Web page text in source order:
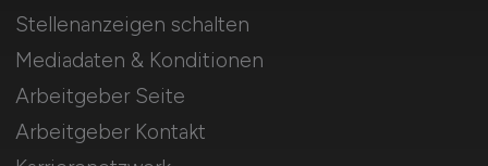
Stellenanzeigen schalten
Mediadaten & Konditionen
Arbeitgeber Seite
Arbeitgeber Kontakt